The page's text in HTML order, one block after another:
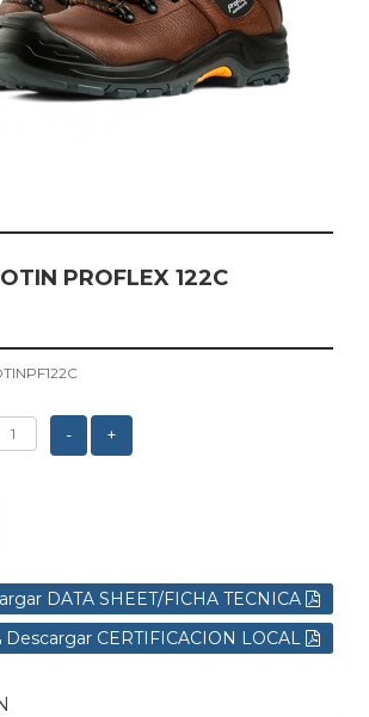
PROFLEX 122C
- +
DATA SHEET/FICHA TECNICA
Descargar CERTIFICACION LOCAL